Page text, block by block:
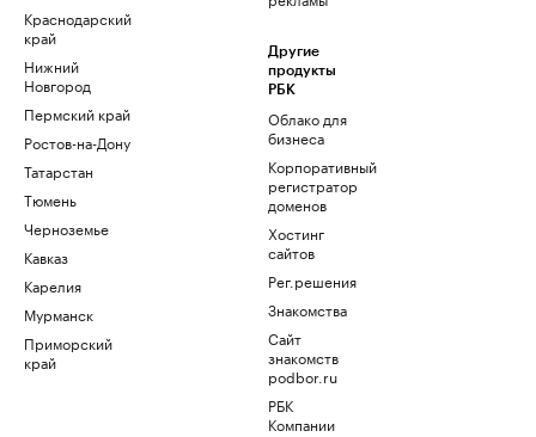
Краснодарский
край
Нижний
Новгород
Пермский край
Ростов-на-Дону
Татарстан
Тюмень
Черноземье
Кавказ
Карелия
Мурманск
Приморский
край
Другие
продукты
РБК
Облако для
бизнеса
Корпоративный
регистратор
доменов
Хостинг
сайтов
Рег.решения
Знакомства
Сайт
знакомств
podbor.ru
РБК
Компании